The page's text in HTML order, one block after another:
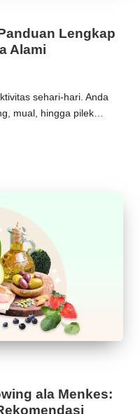
Lengkap
Alami
sehari-hari. Anda
mual, hingga pilek…
ala Menkes: